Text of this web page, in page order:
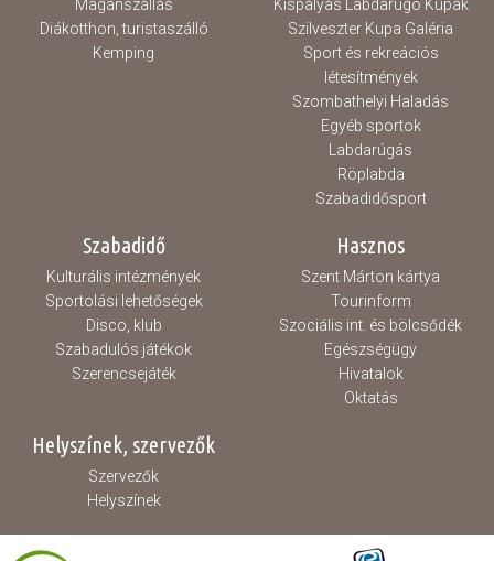
Magánszállás
Diákotthon, turistaszálló
Kemping
Kispályás Labdarúgó Kupák
Szilveszter Kupa Galéria
Sport és rekreációs
létesítmények
Szombathelyi Haladás
Egyéb sportok
Labdarúgás
Röplabda
Szabadidősport
Szabadidő
Kulturális intézmények
Sportolási lehetőségek
Disco, klub
Szabadulós játékok
Szerencsejáték
Hasznos
Szent Márton kártya
Tourinform
Szociális int. és bölcsődék
Egészségügy
Hivatalok
Oktatás
Helyszínek, szervezők
Szervezők
Helyszínek